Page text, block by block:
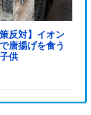
策反対】イオン
唐揚げを食う
供